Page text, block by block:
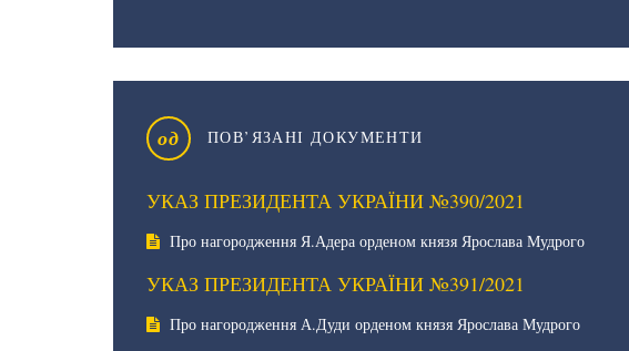
од ПОВ’ЯЗАНІ ДОКУМЕНТИ
УКАЗ ПРЕЗИДЕНТА УКРАЇНИ №390/2021
Про нагородження Я.Адера орденом князя Ярослава Мудрого
УКАЗ ПРЕЗИДЕНТА УКРАЇНИ №391/2021
Про нагородження А.Дуди орденом князя Ярослава Мудрого